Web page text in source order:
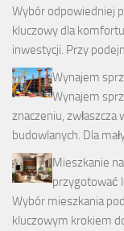
Wybór odpowiedniej
kluczowy dla
inwestycji. Przy
Wynajem
Wynajem
znaczeniu,
budowlanych. Dla
Mieszkanie
przygotować
Wybór mieszkania
kluczowym krokiem